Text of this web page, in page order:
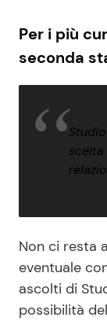
Per i più
seconda
Non ci resta
eventuale
ascolti di
possibilità